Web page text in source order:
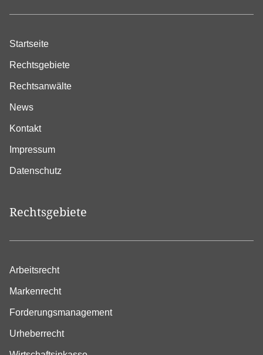
Startseite
Rechtsgebiete
Rechtsanwälte
News
Kontakt
Impressum
Datenschutz
Rechtsgebiete
Arbeitsrecht
Markenrecht
Forderungsmanagement
Urheberrecht